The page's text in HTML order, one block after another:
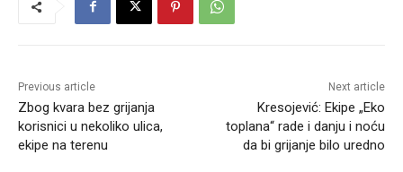
Previous article
Zbog kvara bez grijanja
korisnici u nekoliko ulica,
ekipe na terenu
Next article
Kresojević: Ekipe „Eko
toplana“ rade i danju i noću
da bi grijanje bilo uredno